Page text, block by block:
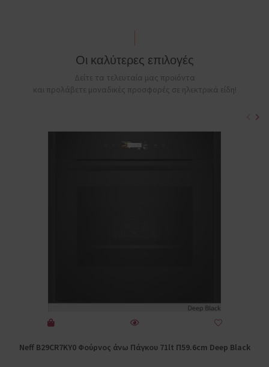
Οι καλύτερες επιλογές
Δείτε τα τελευταία μας προϊόντα
και προλάβετε μοναδικές προσφορές σε ηλεκτρικά είδη!
Neff B29CR7KY0 Φούρνος άνω Πάγκου 71lt Π59.6cm Deep Black